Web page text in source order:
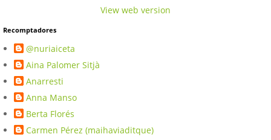
View web version
Recomptadores
@nuriaiceta
Aina Palomer Sitjà
Anarresti
Anna Manso
Berta Florés
Carmen Pérez (maihaviaditque)